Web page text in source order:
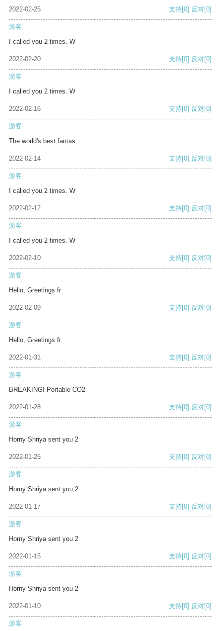
2022-02-25 支持[0] 反对[0]
游客
I called you 2 times. W
2022-02-20 支持[0] 反对[0]
游客
I called you 2 times. W
2022-02-16 支持[0] 反对[0]
游客
The world's best fantas
2022-02-14 支持[0] 反对[0]
游客
I called you 2 times. W
2022-02-12 支持[0] 反对[0]
游客
I called you 2 times. W
2022-02-10 支持[0] 反对[0]
游客
Hello, Greetings fr
2022-02-09 支持[0] 反对[0]
游客
Hello, Greetings fr
2022-01-31 支持[0] 反对[0]
游客
BREAKING! Portable CO2
2022-01-28 支持[0] 反对[0]
游客
Horny Shriya sent you 2
2022-01-25 支持[0] 反对[0]
游客
Horny Shriya sent you 2
2022-01-17 支持[0] 反对[0]
游客
Horny Shriya sent you 2
2022-01-15 支持[0] 反对[0]
游客
Horny Shriya sent you 2
2022-01-10 支持[0] 反对[0]
游客